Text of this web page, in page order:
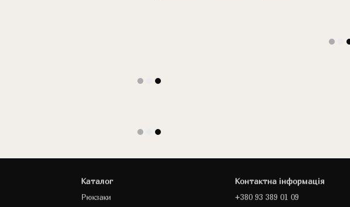
Каталог
Рюкзаки
Контактна інформація
+380 93 389 01 09